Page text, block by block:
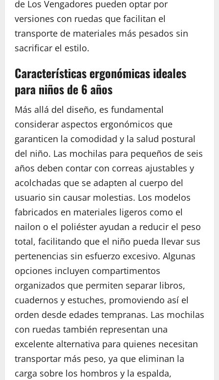
de Los Vengadores pueden optar por
versiones con ruedas que facilitan el
transporte de materiales más pesados sin
sacrificar el estilo.
Características ergonómicas ideales
para niños de 6 años
Más allá del diseño, es fundamental
considerar aspectos ergonómicos que
garanticen la comodidad y la salud postural
del niño. Las mochilas para pequeños de seis
años deben contar con correas ajustables y
acolchadas que se adapten al cuerpo del
usuario sin causar molestias. Los modelos
fabricados en materiales ligeros como el
nailon o el poliéster ayudan a reducir el peso
total, facilitando que el niño pueda llevar sus
pertenencias sin esfuerzo excesivo. Algunas
opciones incluyen compartimentos
organizados que permiten separar libros,
cuadernos y estuches, promoviendo así el
orden desde edades tempranas. Las mochilas
con ruedas también representan una
excelente alternativa para quienes necesitan
transportar más peso, ya que eliminan la
carga sobre los hombros y la espalda,